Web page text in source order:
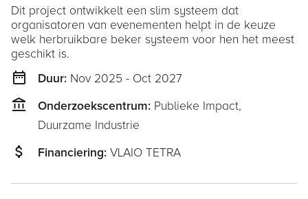
Dit project ontwikkelt een slim systeem dat
organisatoren van evenementen helpt in de keuze
welk herbruikbare beker systeem voor hen het meest
geschikt is.
date_range Duur: Nov 2025 - Oct 2027
account_balance Onderzoekscentrum: Publieke Impact,
Duurzame Industrie
attach_money Financiering: VLAIO TETRA